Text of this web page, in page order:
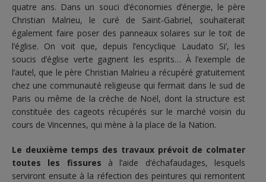
quatre ans. Dans un souci d’économies d’énergie, le père
Christian Malrieu, le curé de Saint-Gabriel, souhaiterait
également faire poser des panneaux solaires sur le toit de
l’église. On voit que, depuis l’encyclique Laudato Si’, les
soucis d’église verte gagnent les esprits… À l’exemple de
l’autel, que le père Christian Malrieu a récupéré gratuitement
chez une communauté religieuse qui fermait dans le sud de
Paris ou même de la crèche de Noël, dont la structure est
constituée des cageots récupérés sur le marché voisin du
cours de Vincennes, qui mène à la place de la Nation.
Le deuxième temps des travaux prévoit de colmater
toutes les fissures à l’aide d’échafaudages, lesquels
serviront ensuite à la réfection des peintures qui remontent